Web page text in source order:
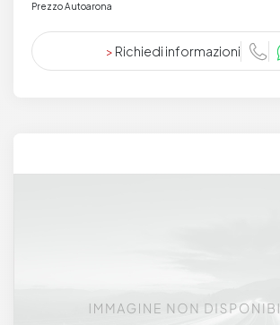
Prezzo Autoarona
> Richiedi informazioni